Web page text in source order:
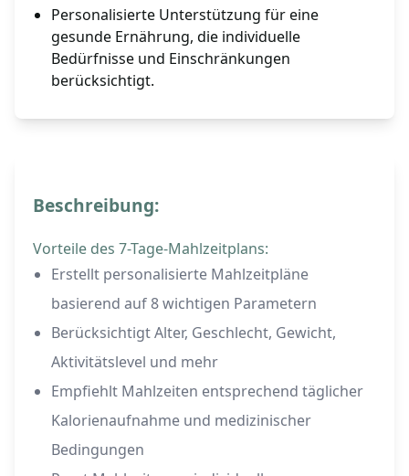
Personalisierte Unterstützung für eine
gesunde Ernährung, die individuelle
Bedürfnisse und Einschränkungen
berücksichtigt.
Beschreibung:
Vorteile des 7-Tage-Mahlzeitplans:
Erstellt personalisierte Mahlzeitpläne
basierend auf 8 wichtigen Parametern
Berücksichtigt Alter, Geschlecht, Gewicht,
Aktivitätslevel und mehr
Empfiehlt Mahlzeiten entsprechend täglicher
Kalorienaufnahme und medizinischer
Bedingungen